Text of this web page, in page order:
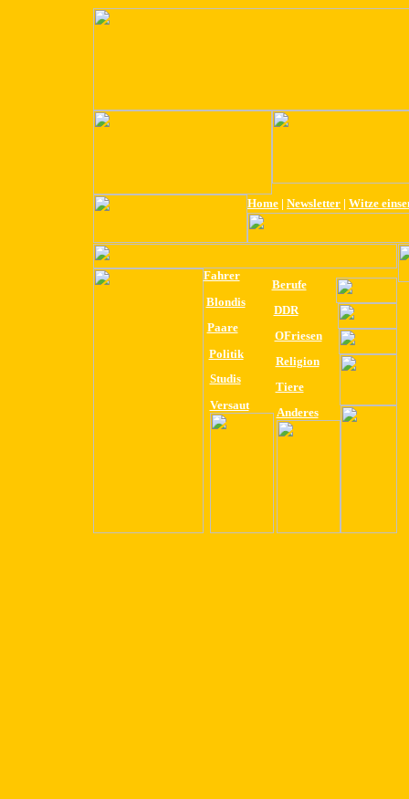
Home | Newsletter | Witze
Fahrer
Berufe
Blondis
DDR
Paare
OFriesen
Politik
Religion
Studis
Tiere
Versaut
Anderes